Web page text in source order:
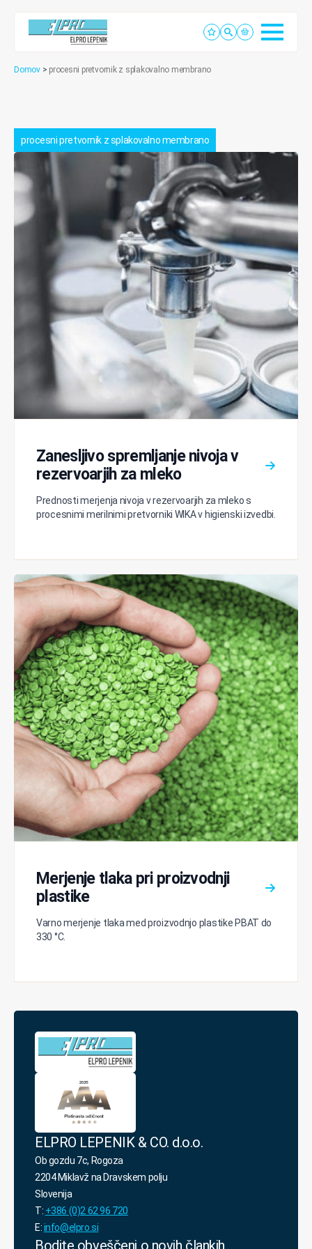
Domov > procesni pretvornik z splakovalno membrano
procesni pretvornik z splakovalno membrano
Zanesljivo spremljanje nivoja v
rezervoarjih za mleko
Prednosti merjenja nivoja v rezervoarjih za mleko s
procesnimi merilnimi pretvorniki WIKA v higienski izvedbi.
Merjenje tlaka pri proizvodnji
plastike
Varno merjenje tlaka med proizvodnjo plastike PBAT do
330 °C.
ELPRO LEPENIK & CO. d.o.o.
Ob gozdu 7c, Rogoza
2204 Miklavž na Dravskem polju
Slovenija
T: +386 (0)2 62 96 720
E:info@elpro.si
Bodite obveščeni o novih člankih